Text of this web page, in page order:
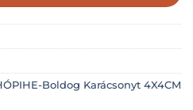
Boldog Karácsonyt 4X4CM